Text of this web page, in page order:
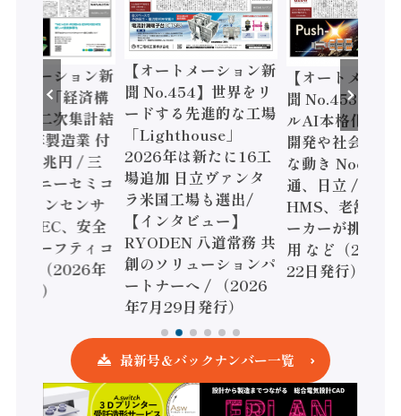
トメーション新
】「経済構
調査二次集計結
年製造業 付
額86兆円 / 三
とソニーセミコ
ジョンセンサ
/ IDEC、安全
すセーフティコ
ーラ（2026年
発行）
【オートメーション新
聞 No.454】世界をリ
ードする先進的な工場
「Lighthouse」
2026年は新たに16工
場追加 日立ヴァンタ
ラ米国工場も選出/
【インタビュー】
RYODEN 八道常務 共
創のソリューションパ
ートナーへ / （2026
年7月29日発行）
【オートメーシ
聞 No.453】フ
ルAI本格化へ
開発や社会実装
な動き Noetra
通、日立 / 兵神
HMS、老舗ポ
ーカーが挑むデ
用 など（2026
22日発行）
最新号＆バックナンバー一覧